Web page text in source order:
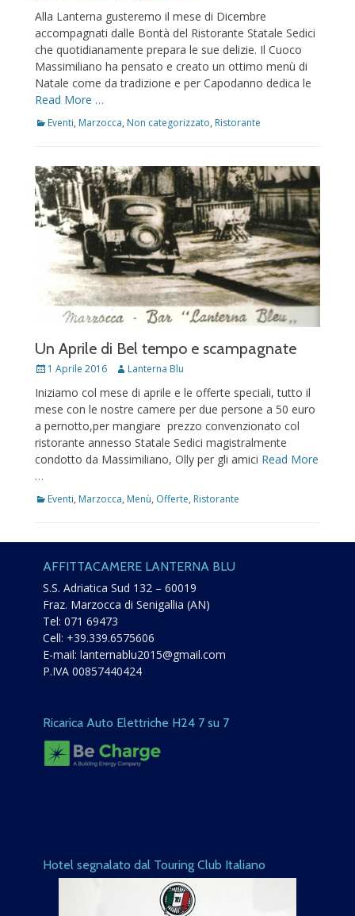
Alla Lanterna gusteremo il mese di Dicembre
accompagnati dalle Bontà del Ristorante Statale Sedici
che quotidianamente prepara le sue delizie. Il Cuoco
Massimiliano ha pensato e creato un ottimo menù di
Natale come da tradizione e per Capodanno dedica le
Read More …
Categories
Eventi, Marzocca, Non categorizzato, Ristorante
Un Aprile di Bel tempo e scampagnate
Posted
1 Aprile 2016 Author
Lanterna Blu
Iniziamo col mese di aprile e le offerte speciali, tutto il
mese con le nostre camere per due persone a 50 euro
a pernotto,per mangiare prezzo convenzionato col
ristorante annesso Statale Sedici magistralmente
condotto da Massimiliano, Olly per gli amici Read More
…
Categories
Eventi, Marzocca, Menù, Offerte, Ristorante
AFFITTACAMERE LANTERNA BLU
S.S. Adriatica Sud 132 – 60019
Fraz. Marzocca di Senigallia (AN)
Tel: 071 69473
Cell: +39.339.6575606
E-mail: lanternablu2015@gmail.com
P.IVA 00857440424
Ricarica Auto Elettriche H24 7 su 7
Hotel segnalato dal Touring Club Italiano